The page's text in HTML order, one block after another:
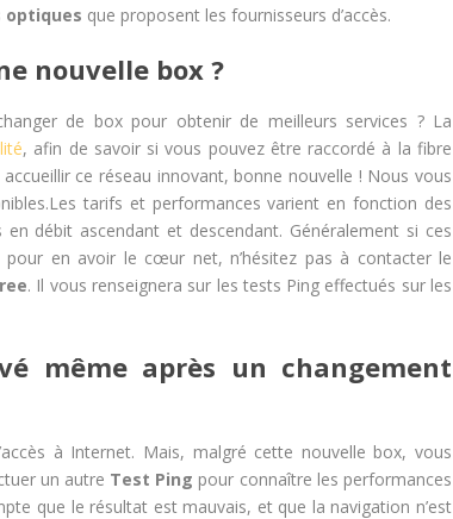
optiques que proposent les fournisseurs d’accès.
nouvelle box ?
de box pour obtenir de meilleurs services ? La
, afin de savoir si vous pouvez être raccordé à la fibre
ce réseau innovant, bonne nouvelle ! Nous vous
tarifs et performances varient en fonction des
débit ascendant et descendant. Généralement si ces
en avoir le cœur net, n’hésitez pas à contacter le
. Il vous renseignera sur les tests Ping effectués sur les
même après un changement
à Internet. Mais, malgré cette nouvelle box, vous
un autre Test Ping pour connaître les performances
que le résultat est mauvais, et que la navigation n’est